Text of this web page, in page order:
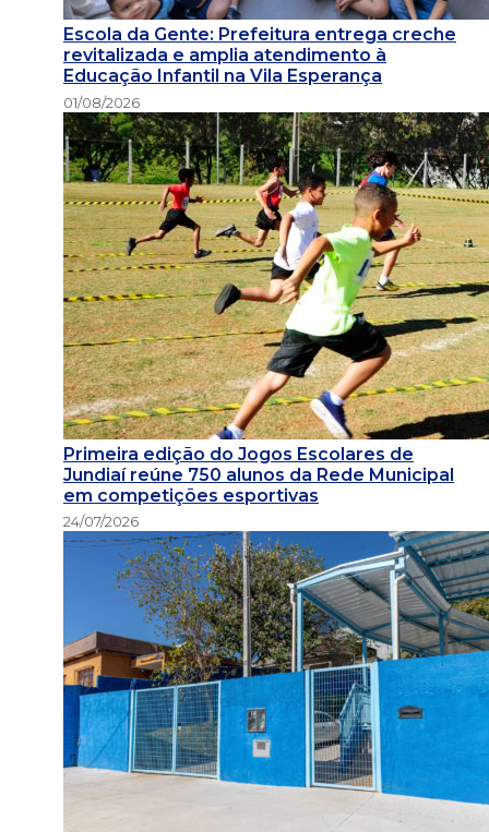
Escola da Gente: Prefeitura entrega creche
revitalizada e amplia atendimento à
Educação Infantil na Vila Esperança
01/08/2026
Primeira edição do Jogos Escolares de
Jundiaí reúne 750 alunos da Rede Municipal
em competições esportivas
24/07/2026